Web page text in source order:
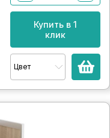
Купить в 1
клик
Цвет